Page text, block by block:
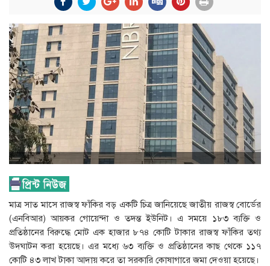
মাত্র সাত মাসে রাজস্ব ফাঁকির বড় একটি চিত্র জানিয়েছে জাতীয় রাজস্ব বোর্ডের
(এনবিআর) আয়কর গোয়েন্দা ও তদন্ত ইউনিট। এ সময়ে ১৮৩ ব্যক্তি ও
প্রতিষ্ঠানের বিরুদ্ধে মোট এক হাজার ৮৭৪ কোটি টাকার রাজস্ব ফাঁকির তথ্য
উদ্ঘাটন করা হয়েছে। এর মধ্যে ৬৩ ব্যক্তি ও প্রতিষ্ঠানের কাছ থেকে ১১৭
কোটি ৪৩ লাখ টাকা আদায় করে তা সরকারি কোষাগারে জমা দেওয়া হয়েছে।